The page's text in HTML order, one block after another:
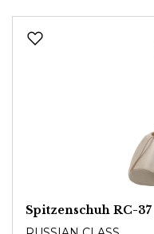
Spitzenschuh RC-37